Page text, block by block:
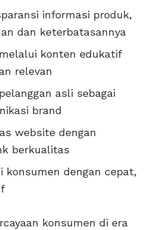
informasi produk,
dan keterbatasannya
konten edukatif
relevan
asli sebagai
brand
website dengan
berkualitas
konsumen dengan cepat,
konsumen di era